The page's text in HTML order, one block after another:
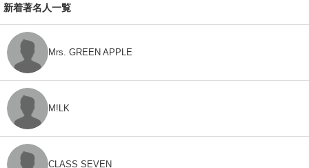
新着著名人一覧
Mrs. GREEN APPLE
M!LK
CLASS SEVEN